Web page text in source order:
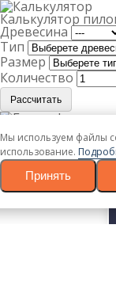
Калькулятор
Древесина
Тип
Размер
Количество
Рассчитать
Ваш товар
Вернуться
Оформить заказ
Заказать в 1 клик
Оставьте свои
Мы используем файлы
использование.
Принять